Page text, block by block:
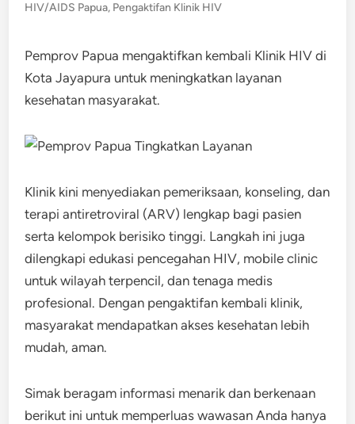
HIV/AIDS Papua, Pengaktifan Klinik HIV
Pemprov Papua mengaktifkan kembali Klinik HIV di
Kota Jayapura untuk meningkatkan layanan
kesehatan masyarakat.
Klinik kini menyediakan pemeriksaan, konseling, dan
terapi antiretroviral (ARV) lengkap bagi pasien
serta kelompok berisiko tinggi. Langkah ini juga
dilengkapi edukasi pencegahan HIV, mobile clinic
untuk wilayah terpencil, dan tenaga medis
profesional. Dengan pengaktifan kembali klinik,
masyarakat mendapatkan akses kesehatan lebih
mudah, aman.
Simak beragam informasi menarik dan berkenaan
berikut ini untuk memperluas wawasan Anda hanya